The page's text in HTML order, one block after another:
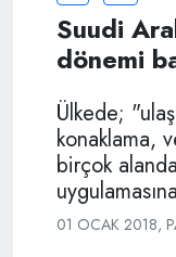
Suudi
dönemi
Ülkede;
konaklama,
birçok
01 OCAK 2018,